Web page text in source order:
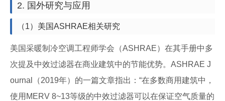
2. 国外研究与应用
（1）美国ASHRAE相关研究
美国采暖制冷空调工程师学会（ASHRAE）在其手册中多
次提及中效过滤器在商业建筑中的节能优势。ASHRAE J
ournal（2019年）的一篇文章指出：“在多数商用建筑中，
使用MERV 8~13等级的中效过滤器可以在保证空气质量的